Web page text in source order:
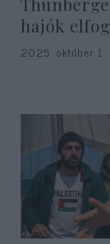
hajók
2025. október 1.